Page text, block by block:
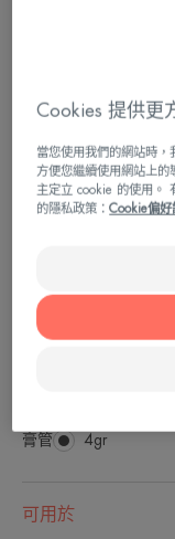
每日補水護理。
柔軟、補濕和呵
膏管
膏
4gr
可用於
Cookies 提供更
當您使用我們的網站時
方便您繼續使用網站上的
主定立 cookie 的使用。
的隱私政策：Cookie偏好